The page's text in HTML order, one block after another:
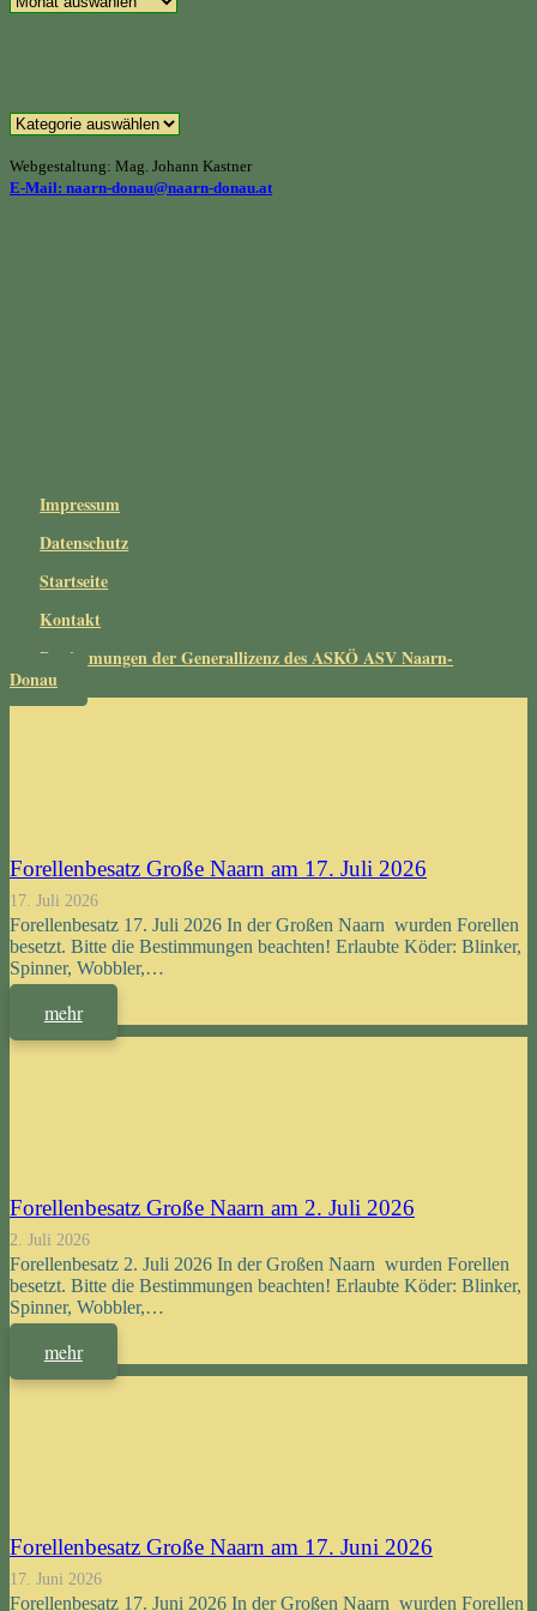
Beitragskategorien
Webgestaltung: Mag. Johann Kastner
E-Mail: naarn-donau@naarn-donau.at
Impressum
Datenschutz
Startseite
Kontakt
Bestimmungen der Generallizenz des ASKÖ ASV Naarn-
Donau
Forellenbesatz Große Naarn am 17. Juli 2026
17. Juli 2026
Forellenbesatz 17. Juli 2026 In der Großen Naarn wurden Forellen
besetzt. Bitte die Bestimmungen beachten! Erlaubte Köder: Blinker,
Spinner, Wobbler,…
mehr
Forellenbesatz Große Naarn am 2. Juli 2026
2. Juli 2026
Forellenbesatz 2. Juli 2026 In der Großen Naarn wurden Forellen
besetzt. Bitte die Bestimmungen beachten! Erlaubte Köder: Blinker,
Spinner, Wobbler,…
mehr
Forellenbesatz Große Naarn am 17. Juni 2026
17. Juni 2026
Forellenbesatz 17. Juni 2026 In der Großen Naarn wurden Forellen